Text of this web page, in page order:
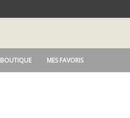
BOUTIQUE MES FAVORIS